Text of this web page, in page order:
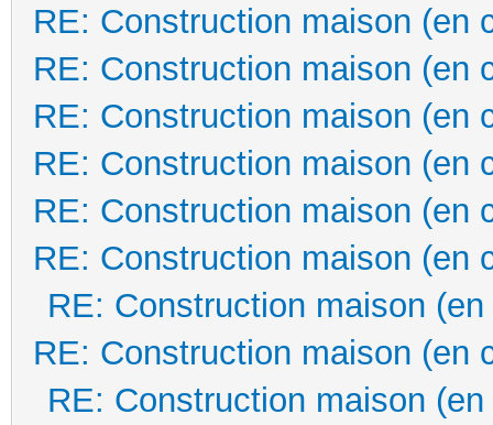
RE: Construction maison (en
RE: Construction maison (en
RE: Construction maison (en
RE: Construction maison (en
RE: Construction maison (en
RE: Construction maison (en
RE: Construction maison
RE: Construction maison (en
RE: Construction maison